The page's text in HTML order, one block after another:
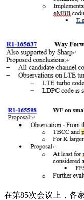
在第85次会议上，各